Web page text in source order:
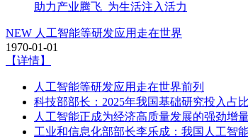
助力产业腾飞 为生活注入活力
NEW 人工智能等研发应用走在世界
1970-01-01
【详情】
人工智能等研发应用走在世界前列
科技部部长：2025年我国基础研究投入占
人工智能正成为经济高质量发展的强劲增
工业和信息化部部长李乐成：我国人工智